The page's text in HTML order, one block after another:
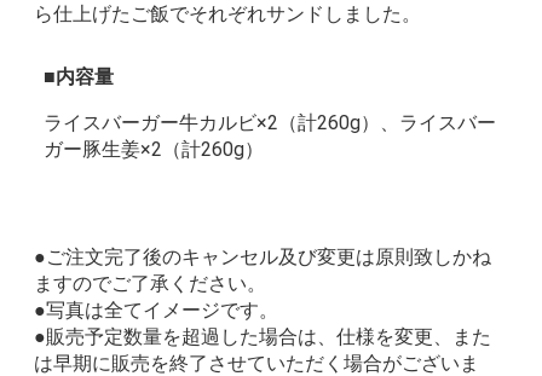
ら仕上げたご飯でそれぞれサンドしました。
内容量
ライスバーガー牛カルビ×2（計260g）、ライスバー
ガー豚生姜×2（計260g）
●ご注文完了後のキャンセル及び変更は原則致しかね
ますのでご了承ください。
●写真は全てイメージです。
●販売予定数量を超過した場合は、仕様を変更、また
は早期に販売を終了させていただく場合がございま